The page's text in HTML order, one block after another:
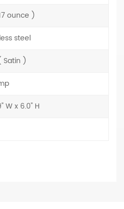
ounce )
steel
Satin )
W x 6.0" H